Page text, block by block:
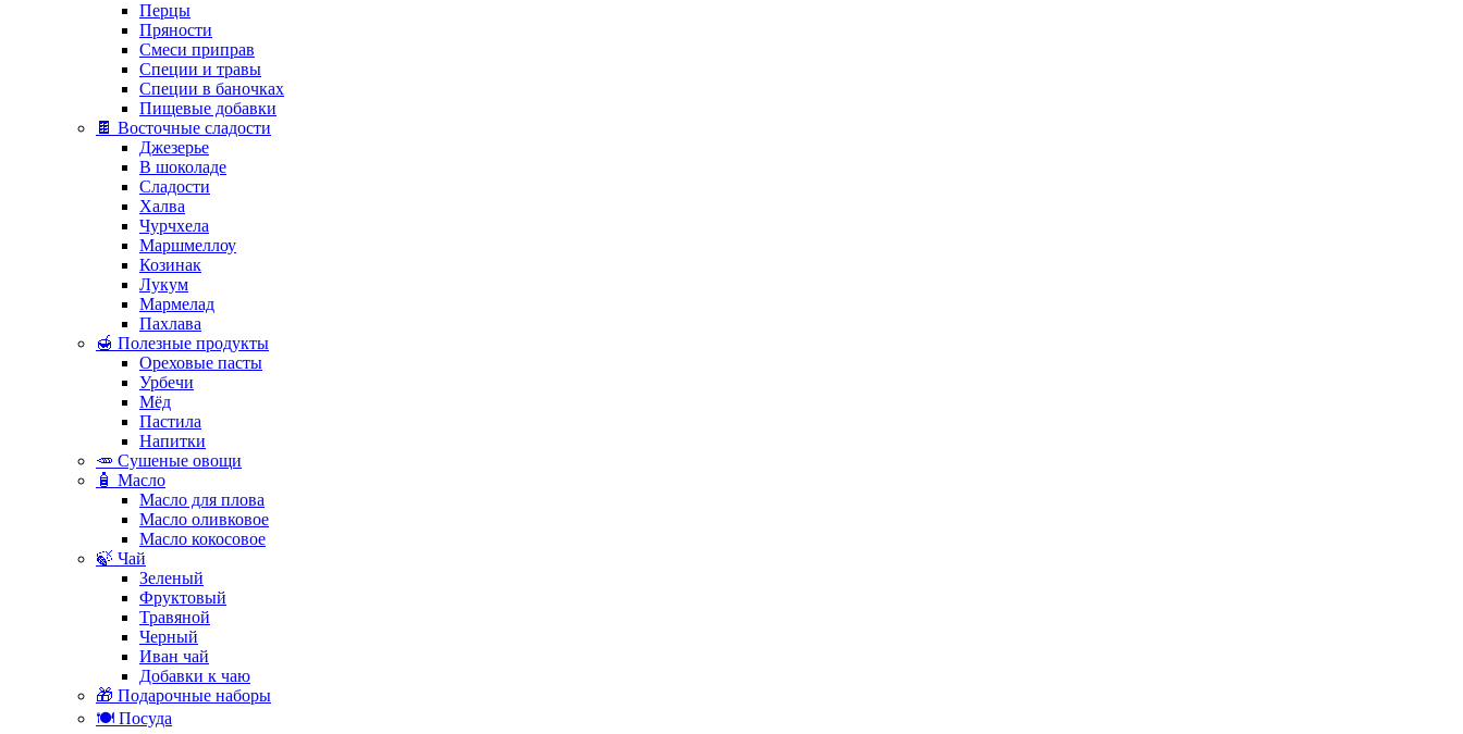
Перцы
Пряности
Смеси приправ
Специи и травы
Специи в баночках
Пищевые добавки
🍫 Восточные сладости
Джезерье
В шоколаде
Сладости
Халва
Чурчхела
Маршмеллоу
Козинак
Лукум
Мармелад
Пахлава
🍯 Полезные продукты
Ореховые пасты
Урбечи
Мёд
Пастила
Напитки
🥕 Сушеные овощи
🧴 Масло
Масло для плова
Масло оливковое
Масло кокосовое
🍃 Чай
Зеленый
Фруктовый
Травяной
Черный
Иван чай
Добавки к чаю
🎁 Подарочные наборы
🍽️ Посуда